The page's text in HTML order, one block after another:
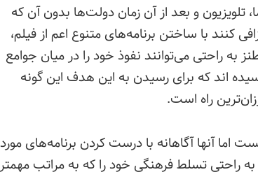
تلویزیون و بعد از آن زمان دولت‌ها بدون آن که
کنند با ساختن برنامه‌‌های متنوع اعم از فیلم،
به راحتی می‌‌توانند نفوذ خود را در میان جوامع
اند که برای رسیدن به این هدف این گونه
راه است.
آنها آگاهانه با درست کردن برنامه‌‌های مورد
راحتی تسلط فرهنگی خود را که به مراتب مهمتر